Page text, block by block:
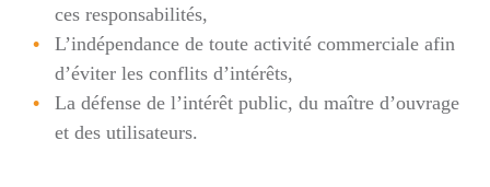
ces responsabilités,
L’indépendance de toute activité commerciale afin
d’éviter les conflits d’intérêts,
La défense de l’intérêt public, du maître d’ouvrage
et des utilisateurs.